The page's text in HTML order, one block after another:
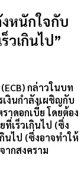
หนักใจกับ
วเกินไป”
กล่าวในบท
งินกำลังเผชิญกับ
าดอกเบี้ย โดยต้อง
ที่เร็วเกินไป (ซึ่ง
นไป (ซึ่งอาจทำให้
ากสงคราม